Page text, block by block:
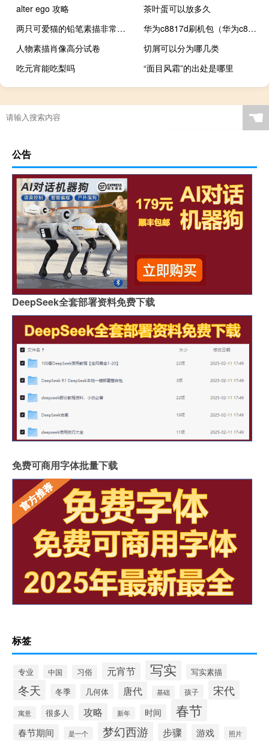
alter ego 攻略
茶叶蛋可以放多久
两只可爱猫的铅笔素描非常精致真实。
华为c8817d刷机包（华为c8812官方刷机包）
人物素描肖像高分试卷
切屑可以分为哪几类
吃元宵能吃梨吗
“面目风霜”的出处是哪里
☚
公告
DeepSeek全套部署资料免费下载
免费可商用字体批量下载
标签
专业 中国 习俗 元宵节 写实 写实素描
冬天 冬季 几何体 唐代 基础 孩子 宋代
寓意 很多人 攻略 新年 时间 春节
春节期间 是一个 梦幻西游 步骤 游戏 照片